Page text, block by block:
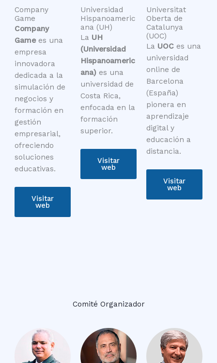
Company
Game
Company
Gamees una
empresa
innovadora
dedicada a la
simulación de
negocios y
formación en
gestión
empresarial,
ofreciendo
soluciones
educativas.
Visitar
web
Universidad
Hispanoameric
ana (UH)
La UH
(Universidad
Hispanoameric
ana) es una
universidad de
Costa Rica,
enfocada en la
formación
superior.
Visitar
web
Universitat
Oberta de
Catalunya
(UOC)
La UOC es una
universidad
online de
Barcelona
(España)
pionera en
aprendizaje
digital y
educación a
distancia.
Visitar
web
Comité Organizador